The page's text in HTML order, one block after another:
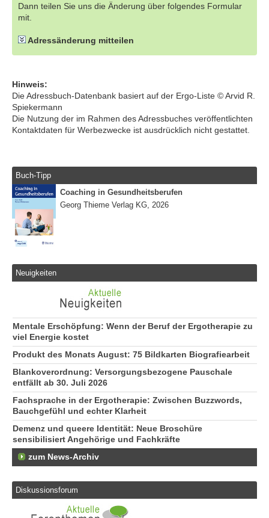
Dann teilen Sie uns die Änderung über folgendes Formular
mit.
Adressänderung mitteilen
Hinweis:
Die Adressbuch-Datenbank basiert auf der Ergo-Liste © Arvid R.
Spiekermann
Die Nutzung der im Rahmen des Adressbuches veröffentlichten
Kontaktdaten für Werbezwecke ist ausdrücklich nicht gestattet.
Buch-Tipp
Coaching in Gesundheitsberufen
Georg Thieme Verlag KG, 2026
Neuigkeiten
Mentale Erschöpfung: Wenn der Beruf der Ergotherapie zu
viel Energie kostet
Produkt des Monats August: 75 Bildkarten Biografiearbeit
Blankoverordnung: Versorgungsbezogene Pauschale
entfällt ab 30. Juli 2026
Fachsprache in der Ergotherapie: Zwischen Buzzwords,
Bauchgefühl und echter Klarheit
Demenz und queere Identität: Neue Broschüre
sensibilisiert Angehörige und Fachkräfte
zum News-Archiv
Diskussionsforum